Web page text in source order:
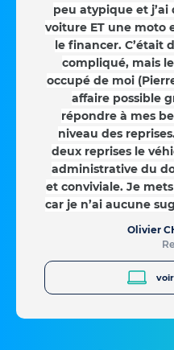
peu atypique et
voiture ET une moto
le financer. C’était
compliqué, mais
occupé de moi
affaire possible
répondre à mes
niveau des
deux reprises le
administrative du
et conviviale. Je
car je n’ai aucune
Olivier
voir